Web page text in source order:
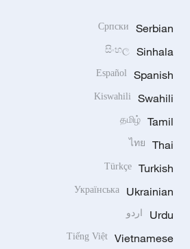
Serbian
Српски
Sinhala
සිංහල
Spanish
Español
Swahili
Kiswahili
Tamil
தமிழ்
Thai
ไทย
Turkish
Türkçe
Ukrainian
Українська
Urdu اردو
Vietnamese
Tiếng Việt